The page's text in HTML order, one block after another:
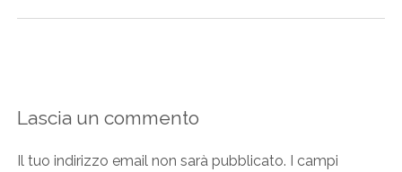
Lascia un commento
Il tuo indirizzo email non sarà pubblicato. I campi